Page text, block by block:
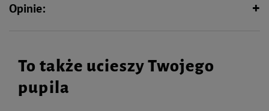
Opinie:
To także ucieszy Twojego
pupila